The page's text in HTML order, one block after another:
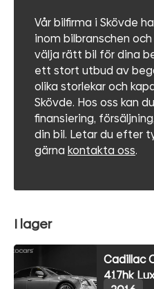
Vår bilfirma i Skövde
inom bilbranschen
välja rätt bil för dina
ett stort utbud av
olika storlekar och
Skövde. Hos oss kan
finansiering,
din bil. Letar du efter
gärna kontakta oss.
I lager
Cadillac
417hk